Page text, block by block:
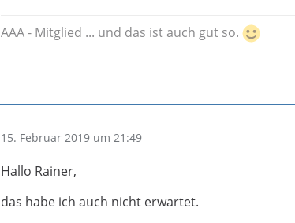
AAA - Mitglied ... und das ist auch gut so.
15. Februar 2019 um 21:49
Hallo Rainer,
das habe ich auch nicht erwartet.